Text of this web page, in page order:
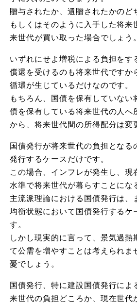
贈与されたか、遺贈されたかのど
もしくはそのように入手した将来
来世代が買い取った場合でしょう。
いずれにせよ増税による負担をす
償還を受けるのも将来世代ですか
循環が生じているだけなのです。
もちろん、国債を保有していない
債を保有している将来世代の人へ
から、将来世代間の所得配分は変
国債発行が将来世代の負担となる
発行するケースだけです。
この場合、インフレが発生し、現
水準で将来世代が暮らすことにな
主流派理論における国債発行は、
均衡状態において国債発行するケ
す。
しかし現実的に言って、景気過熱
て公需を増やすことは考えられま
憂でしょう。
国債発行、特に建設国債発行によ
来世代の負担どころか、現在世代